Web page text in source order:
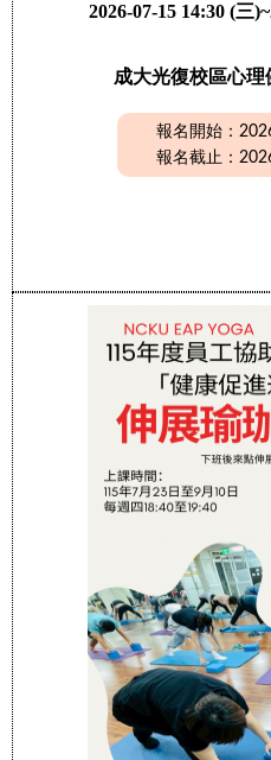
2026-07-15 14:30 (三
成大光復校區心理
報名開始：
報名截止：